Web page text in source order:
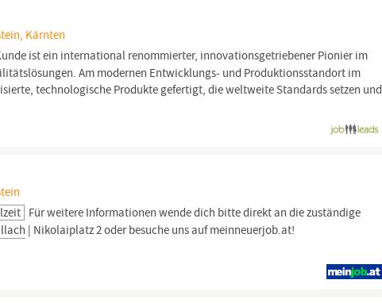
Kärnten
ist ein international renommierter, innovationsgetriebener Pionier im
Am modernen Entwicklungs- und Produktionsstandort im
technologische Produkte gefertigt, die weltweite Standards setzen und
Für weitere Informationen wende dich bitte direkt an die zuständige
| Nikolaiplatz 2 oder besuche uns auf meinneuerjob.at!